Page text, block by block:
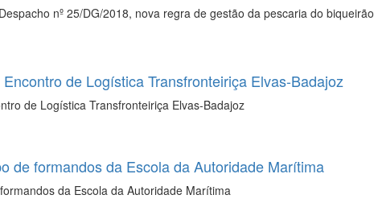
nº 25/DG/2018, nova regra de gestão da pescaria do biqueirão
de Logística Transfronteiriça Elvas-Badajoz
de Logística Transfronteiriça Elvas-Badajoz
de formandos da Escola da Autoridade Marítima
da Escola da Autoridade Marítima